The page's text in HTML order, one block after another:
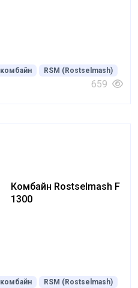
RSM (Rostselmash)
659
Комбайн Rostselmash F
1300
RSM (Rostselmash)